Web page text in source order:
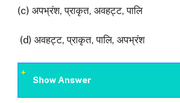
(c) अपभ्रंश, प्राकृत, अवहट्ट, पालि
(d) अवहट्ट, प्राकृत, पालि, अपभ्रंश
Show Answer